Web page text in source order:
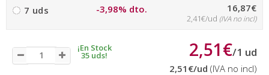
7 uds -3,98% dto. 16,87€
2,41€/ud (IVA no incl)
¡En Stock
35 uds! 2,51€/1 ud
2,51€/ud (IVA no incl)